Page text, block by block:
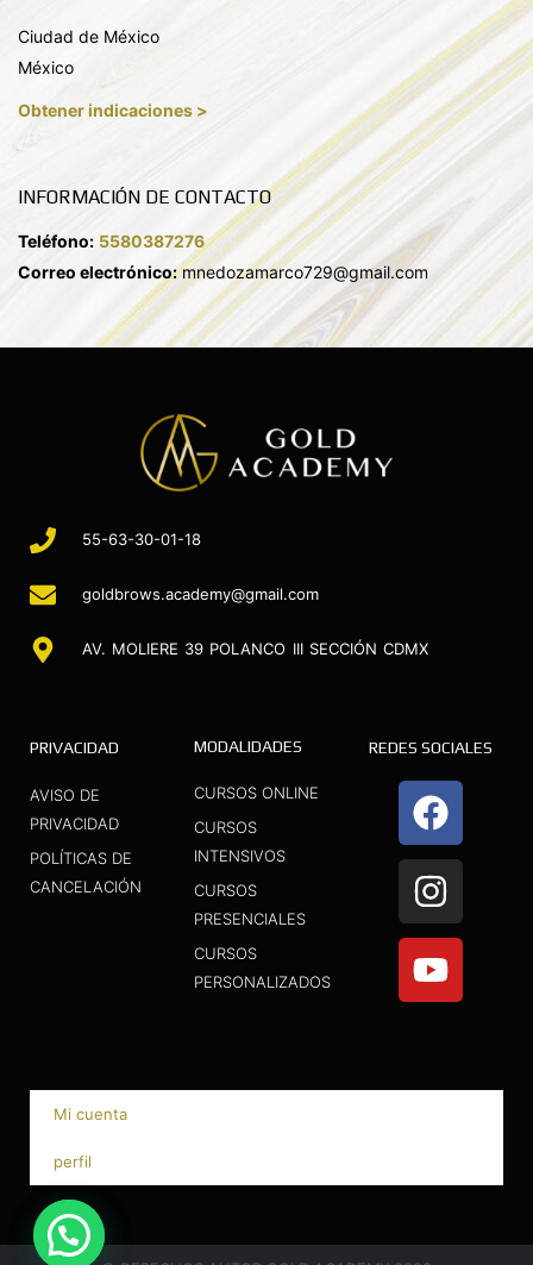
Ciudad de México
México
Obtener indicaciones >
INFORMACIÓN DE CONTACTO
Teléfono: 5580387276
Correo electrónico:mnedozamarco729@gmail.com
55-63-30-01-18
goldbrows.academy@gmail.com
AV. MOLIERE 39 POLANCO III SECCIÓN CDMX
PRIVACIDAD
AVISO DE
PRIVACIDAD
POLÍTICAS DE
CANCELACIÓN
MODALIDADES
CURSOS ONLINE
CURSOS
INTENSIVOS
CURSOS
PRESENCIALES
CURSOS
PERSONALIZADOS
REDES SOCIALES
F
a
c
e
b
o
o
I
n
s
t
a
g
r
m
Y
o
u
t
u
b
e
Mi cuenta
perfil